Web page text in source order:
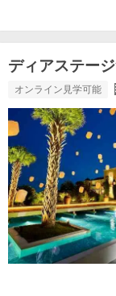
ディアステー
オンライン見学可能